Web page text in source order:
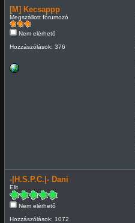
[M] Kecsappp
Megszállott fórumozó
Nem elérhető
Hozzászólások: 376
-|H.S.P.C.|- Dani
Elit
Nem elérhető
Hozzászólások: 1072